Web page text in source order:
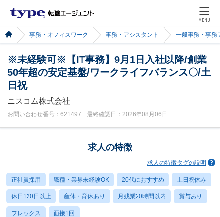
MENU
事務・オフィスワーク 事務・アシスタント 一般事務・事務
※未経験可※【IT事務】9月1日入社以降/創業
50年超の安定基盤/ワークライフバランス〇/土
日祝
ニスコム株式会社
お問い合わせ番号：621497 最終確認日：2026年08月06日
求人の特徴
求人の特徴タグの説明
正社員採用 職種・業界未経験OK 20代におすすめ 土日祝休み
休日120日以上 産休・育休あり 月残業20時間以内 賞与あり
フレックス 面接1回